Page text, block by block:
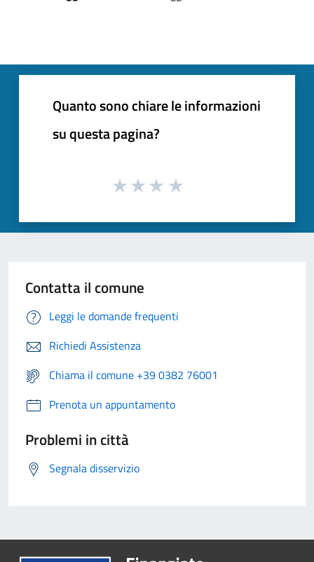
Quanto sono chiare le informazioni
su questa pagina?
Contatta il comune
Leggi le domande frequenti
Richiedi Assistenza
Chiama il comune +39 0382 76001
Prenota un appuntamento
Problemi in città
Segnala disservizio